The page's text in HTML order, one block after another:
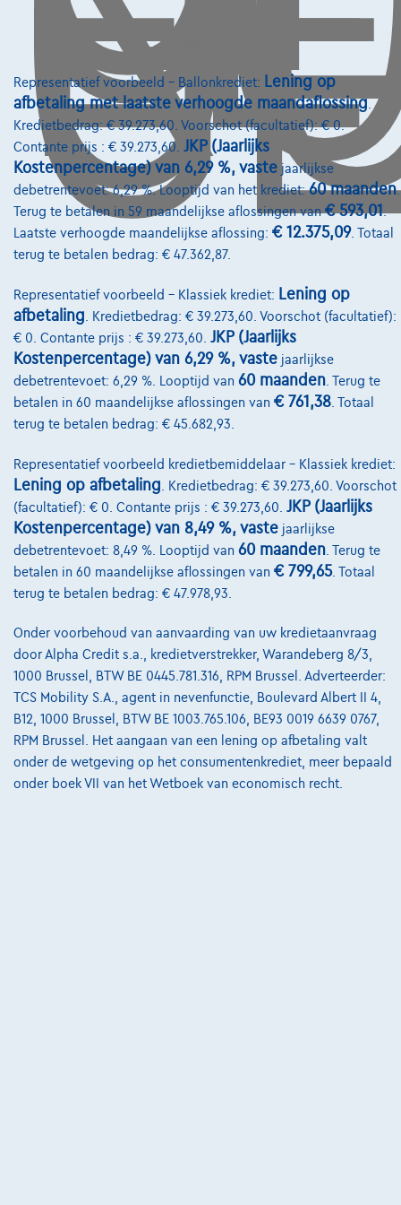
Ford Mustang Mach-E
Premium RWD 87kWh Extended Range 276ch
10/2025
12.001 km Elektrisch Automaat 203 kW ( 276 PK )
€56.999 ✓BTW aftrekbaar
Vanaf€860,66/maandmet een laatste
maandaflossing van€17.960,36
Ontdek het volledige cijfervoorbeeld
5004 Namur,Steveny
Bekijk wagen
NIEUWE PRIJS
Representatief voorbeeld – Ballonkrediet: Lening op
afbetaling met laatste verhoogde maandaflossing
Kredietbedrag: € 39.273,60. Voorschot (facultatief): € 0.
Contante prijs : € 39.273,60. JKP (Jaarlijks
Kostenpercentage) van 6,29 %, vaste jaarlijkse
debetrentevoet: 6,29 %. Looptijd van het krediet:60 maanden.
Terug te betalen in 59 maandelijkse aflossingen van€ 593,01.
Laatste verhoogde maandelijkse aflossing: € 12.375,09. Totaal
terug te betalen bedrag: € 47.362,87.
Representatief voorbeeld – Klassiek krediet: Lening op
afbetaling . Kredietbedrag: € 39.273,60. Voorschot (facultatief):
€ 0. Contante prijs : € 39.273,60. JKP (Jaarlijks
Kostenpercentage) van 6,29 %, vaste jaarlijkse
debetrentevoet: 6,29 %. Looptijd van 60 maanden . Terug te
betalen in 60 maandelijkse aflossingen van € 761,38 . Totaal
terug te betalen bedrag: € 45.682,93.
Representatief voorbeeld kredietbemiddelaar – Klassiek krediet:
Lening op afbetaling . Kredietbedrag: € 39.273,60. Voorschot
(facultatief): € 0. Contante prijs : € 39.273,60. JKP (Jaarlijks
Kostenpercentage) van 8,49 %, vaste jaarlijkse
debetrentevoet: 8,49 %. Looptijd van 60 maanden . Terug te
betalen in 60 maandelijkse aflossingen van € 799,65. Totaal
terug te betalen bedrag: € 47.978,93.
Onder voorbehoud van aanvaarding van uw kredietaanvraag
door Alpha Credit s.a., kredietverstrekker, Warandeberg 8/3,
1000 Brussel, BTW BE 0445.781.316, RPM Brussel. Adverteerder:
TCS Mobility S.A., agent in nevenfunctie, Boulevard Albert II 4,
B12, 1000 Brussel, BTW BE 1003.765.106, BE93 0019 6639 0767,
RPM Brussel. Het aangaan van een lening op afbetaling valt
onder de wetgeving op het consumentenkrediet, meer bepaald
onder boek VII van het Wetboek van economisch recht.